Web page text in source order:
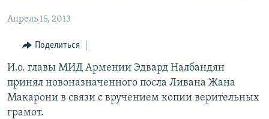
навигации
Перейти
поиску
ОБЩЕСТВО
ЭКОНОМИКА
РЕГИОН
НАГОРНЫЙ КАРАБАХ
КУЛЬТУРА
Апрель 15, 2013
Поделиться
И.о. главы МИД Армении Эдвард Налбандян
принял новоназначенного посла Ливана Жана
Макарони в связи с вручением копии верительных
грамот.